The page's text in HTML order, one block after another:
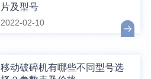
片及型号
2022-02-10
移动破碎机有哪些不同型号选